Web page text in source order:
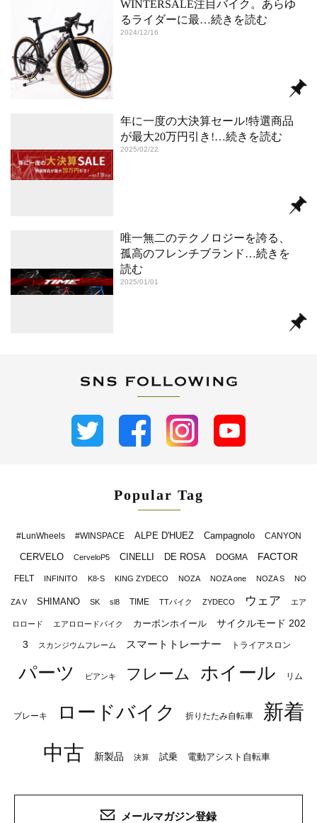
WINTERSALE注目バイク。あらゆ
るライダーに最…続きを読む
2024/12/16
年に一度の大決算セール!特選商品
が最大20万円引き!…続きを読む
2025/02/22
唯一無二のテクノロジーを誇る、
孤高のフレンチブランド …続きを
読む
2025/01/01
Popular Tag
#LunWheels #WINSPACE ALPE D'HUEZ Campagnolo CANYON
CERVELO CerveloP5 CINELLI DE ROSA DOGMA FACTOR
FELT INFINITO K8-S KING ZYDECO NOZA NOZA one NOZA S NO
ZA V SHIMANO SK sl8 TIME TTバイク ZYDECO ウェア エア
ロロード エアロロードバイク カーボンホイール
サイクルモード 202
3
スカンジウムフレーム スマートトレーナー トライアスロン
パーツ ビアンキ フレーム ホイール リム
ブレーキ ロードバイク 折りたたみ自転車
新着
中古
新製品 決算 試乗 電動アシスト自転車
メールマガジン登録